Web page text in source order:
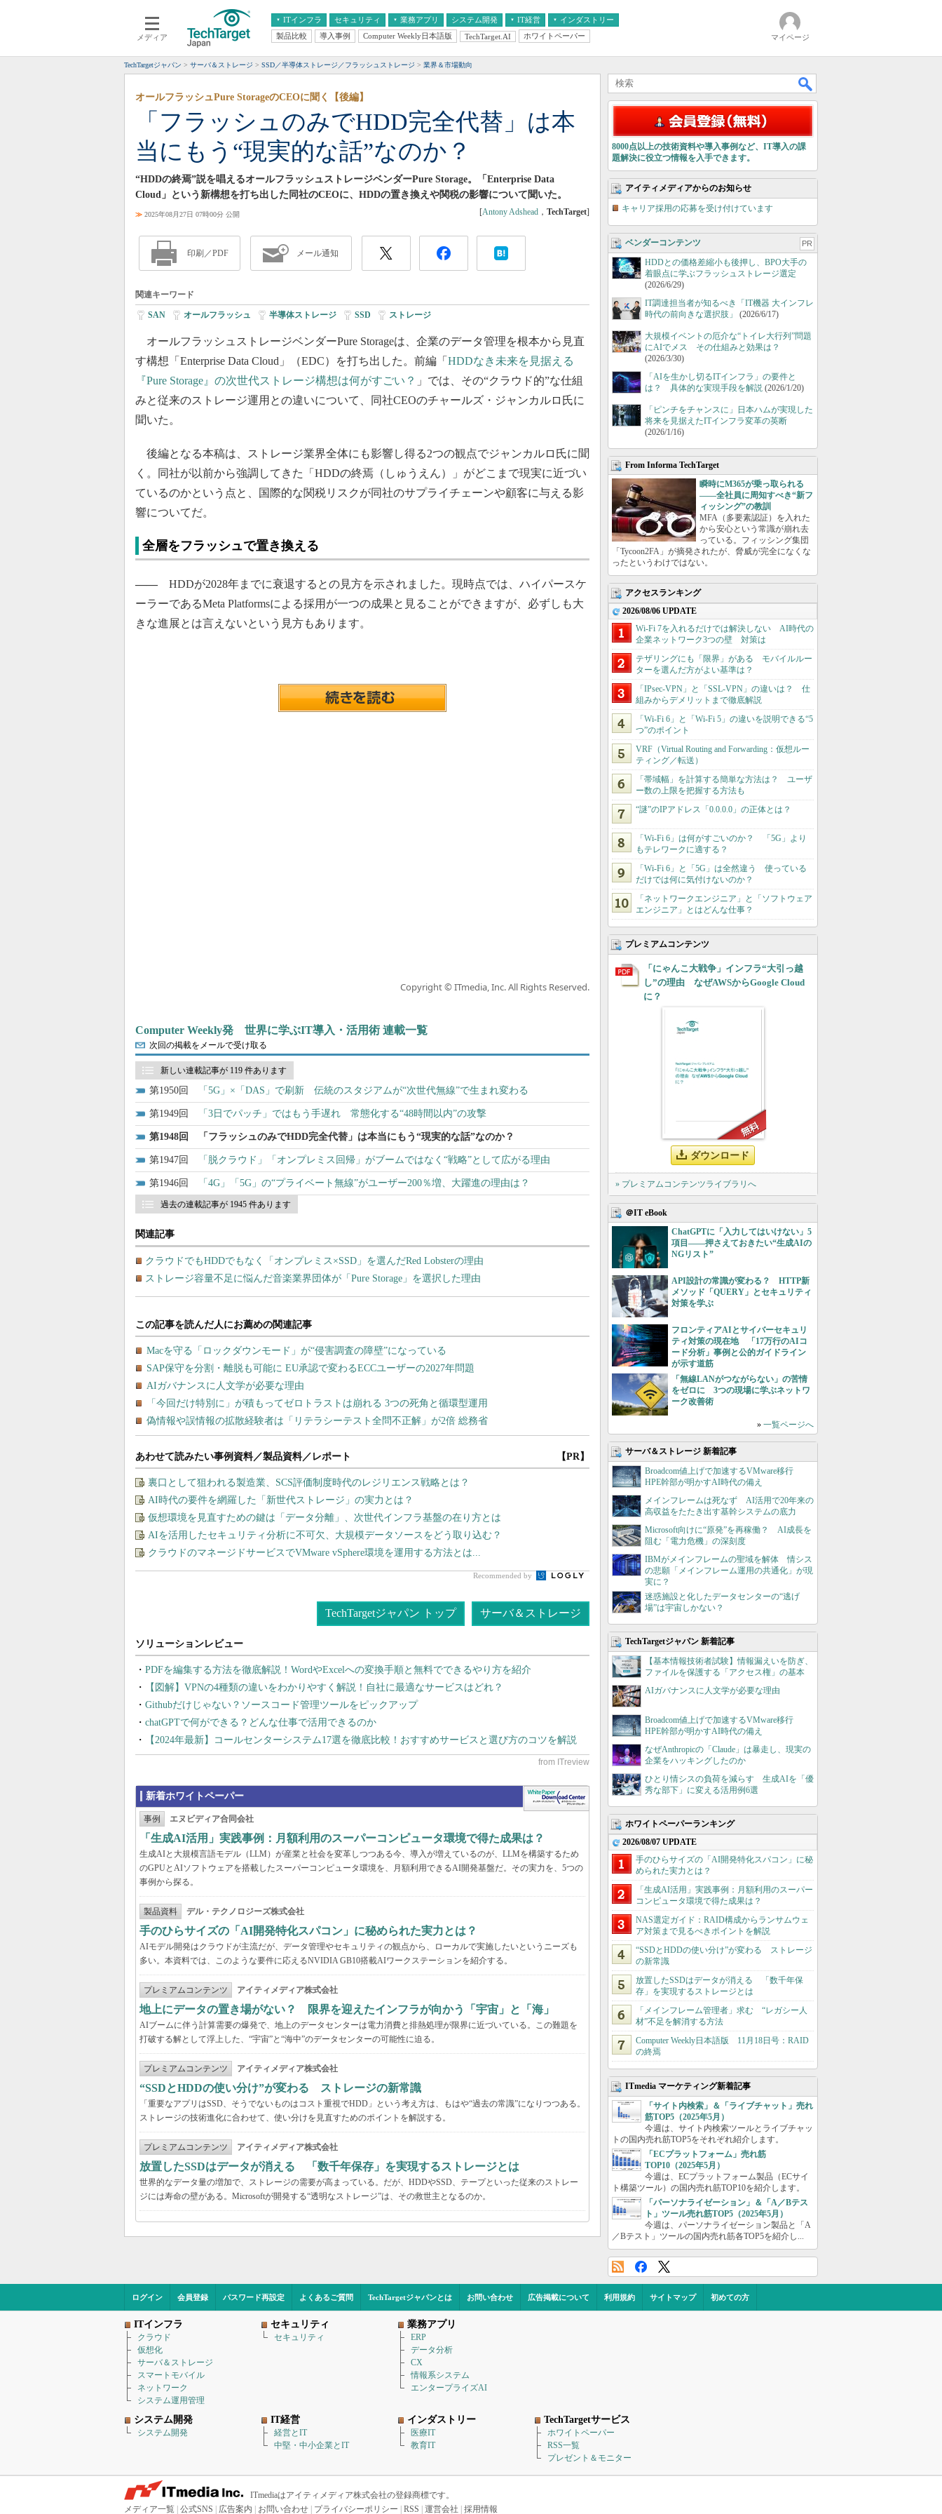
メディア
ITインフラ
クラウド
スマートモバイル
ネットワーク
システム運用管理
セキュリティ 業務アプリ
エンタープライズAI
ERP
CX
情報系システム
システム開発 IT経営
経営とIT
中堅・中小企業とIT
インダストリー
医療IT
教育IT
製品比較 導入事例 Computer Weekly日本語版 TechTarget.AI ホワイトペーパー マイページ
TechTargetジャパン サーバ＆ストレージ SSD／半導体ストレージ／フラッシュストレージ 業界＆市場動向
「フラッシュのみでHDD完全代替」は本
当にもう“現実的な話”なのか？
オールフラッシュPure StorageのCEOに聞く【後編】
“HDDの終焉”説を唱えるオールフラッシュストレージベンダーPure Storage。「Enterprise Data
Cloud」という新構想を打ち出した同社のCEOに、HDDの置き換えや関税の影響について聞いた。
≫ 2025年08月27日 07時00分 公開 [Antony Adshead ， TechTarget]
印刷／PDF メール通知
関連キーワード
SAN オールフラッシュ 半導体ストレージ SSD ストレージ
オールフラッシュストレージベンダーPure Storageは、企業のデータ管理を根本から見直
す構想「Enterprise Data Cloud」（EDC）を打ち出した。前編「 HDDなき未来を見据える
『Pure Storage』の次世代ストレージ構想は何がすごい？ 」では、その“クラウド的”な仕組
みと従来のストレージ運用との違いについて、同社CEOのチャールズ・ジャンカルロ氏に
聞いた。
後編となる本稿は、ストレージ業界全体にも影響し得る2つの観点でジャンカルロ氏に聞
く。同社が以前から強調してきた「HDDの終焉（しゅうえん）」がどこまで現実に近づい
ているのかという点と、国際的な関税リスクが同社のサプライチェーンや顧客に与える影
響についてだ。
全層をフラッシュで置き換える
―― HDDが2028年までに衰退するとの見方を示されました。現時点では、ハイパースケ
ーラーであるMeta Platformsによる採用が一つの成果と見ることができますが、必ずしも大
きな進展とは言えないという見方もあります。
Copyright © ITmedia, Inc. All Rights Reserved.
Computer Weekly発 世界に学ぶIT導入・活用術 連載一覧
次回の掲載をメールで受け取る
新しい連載記事が 119 件あります
1950 「5G」×「DAS」で刷新 伝統のスタジアムが“次世代無線”で生まれ変わる
1949 「3日でパッチ」ではもう手遅れ 常態化する“48時間以内”の攻撃
1948 「フラッシュのみでHDD完全代替」は本当にもう“現実的な話”なのか？
1947 「脱クラウド」「オンプレミス回帰」がブームではなく“戦略”として広がる理由
1946 「4G」「5G」の“プライベート無線”がユーザー200％増、大躍進の理由は？
過去の連載記事が 1945 件あります
関連記事
クラウドでもHDDでもなく「オンプレミス×SSD」を選んだRed Lobsterの理由
ストレージ容量不足に悩んだ音楽業界団体が「Pure Storage」を選択した理由
あわせて読みたい事例資料／製品資料／レポート 【PR】
裏口として狙われる製造業、SCS評価制度時代のレジリエンス戦略とは？
AI時代の要件を網羅した「新世代ストレージ」の実力とは？
仮想環境を見直すための鍵は「データ分離」、次世代インフラ基盤の在り方とは
AIを活用したセキュリティ分析に不可欠、大規模データソースをどう取り込む？
クラウドのマネージドサービスでVMware vSphere環境を運用する方法とは...
Recommended by
TechTargetジャパン トップ サーバ＆ストレージ
PDFを編集する方法を徹底解説！WordやExcelへの変換手順と無料でできるやり方を紹介
【図解】VPNの4種類の違いをわかりやすく解説！自社に最適なサービスはどれ？
Githubだけじゃない？ソースコード管理ツールをピックアップ
chatGPTで何ができる？どんな仕事で活用できるのか
【2024年最新】コールセンターシステム17選を徹底比較！おすすめサービスと選び方のコツを解説
新着ホワイトペーパー
事例 エヌビディア合同会社
「生成AI活用」実践事例：月額利用のスーパーコンピュータ環境で得た成果は？
生成AIと大規模言語モデル（LLM）が産業と社会を変革しつつある今、導入が増えているのが、LLMを構築するため
のGPUとAIソフトウェアを搭載したスーパーコンピュータ環境を、月額利用できるAI開発基盤だ。その実力を、5つの
事例から探る。
製品資料 デル・テクノロジーズ株式会社
手のひらサイズの「AI開発特化スパコン」に秘められた実力とは？
AIモデル開発はクラウドが主流だが、データ管理やセキュリティの観点から、ローカルで実施したいというニーズも
多い。本資料では、このような要件に応えるNVIDIA GB10搭載AIワークステーションを紹介する。
プレミアムコンテンツ アイティメディア株式会社
地上にデータの置き場がない？ 限界を迎えたインフラが向かう「宇宙」と「海」
AIブームに伴う計算需要の爆発で、地上のデータセンターは電力消費と排熱処理が限界に近づいている。この難題を
打破する解として浮上した、“宇宙”と“海中”のデータセンターの可能性に迫る。
プレミアムコンテンツ アイティメディア株式会社
“SSDとHDDの使い分け”が変わる ストレージの新常識
「重要なアプリはSSD、そうでないものはコスト重視でHDD」という考え方は、もはや“過去の常識”になりつつある。
ストレージの技術進化に合わせて、使い分けを見直すためのポイントを解説する。
プレミアムコンテンツ アイティメディア株式会社
放置したSSDはデータが消える 「数千年保存」を実現するストレージとは
世界的なデータ量の増加で、ストレージの需要が高まっている。だが、HDDやSSD、テープといった従来のストレー
ジには寿命の壁がある。Microsoftが開発する“透明なストレージ”は、その救世主となるのか。
8000点以上の技術資料や導入事例など、IT導入の課
題解決に役立つ情報を入手できます。
アイティメディアからのお知らせ
キャリア採用の応募を受け付けています
ベンダーコンテンツ PR
HDDとの価格差縮小も後押し、BPO大手の
着眼点に学ぶフラッシュストレージ選定
(2026/6/29)
IT調達担当者が知るべき「IT機器 大インフレ
時代の前向きな選択肢」
(2026/6/17)
大規模イベントの厄介な“トイレ大行列”問題
にAIでメス その仕組みと効果は？
(2026/3/30)
「AIを生かし切るITインフラ」の要件と
は？ 具体的な実現手段を解説 (2026/1/20)
「ピンチをチャンスに」日本ハムが実現した
将来を見据えたITインフラ変革の英断
(2026/1/16)
From Informa TechTarget
瞬時にM365が乗っ取られる
――全社員に周知すべき“新フ
ィッシング”の教訓
MFA（多要素認証）を入れた
から安心という常識が崩れ去
っている。フィッシング集団
「Tycoon2FA」が摘発されたが、脅威が完全になくな
ったというわけではない。
アクセスランキング
2026/08/06 UPDATE
Wi-Fi 7を入れるだけでは解決しない AI時代の
企業ネットワーク3つの壁 対策は
テザリングにも「限界」がある モバイルルー
ターを選んだ方がよい基準は？
「IPsec-VPN」と「SSL-VPN」の違いは？ 仕
組みからデメリットまで徹底解説
「Wi-Fi 6」と「Wi-Fi 5」の違いを説明できる“5
つ”のポイント
VRF（Virtual Routing and Forwarding：仮想ルー
ティング／転送）
「帯域幅」を計算する簡単な方法は？ ユーザ
ー数の上限を把握する方法も
“謎”のIPアドレス「0.0.0.0」の正体とは？
「Wi-Fi 6」は何がすごいのか？ 「5G」より
もテレワークに適する？
「Wi-Fi 6」と「5G」は全然違う 使っている
だけでは何に気付けないのか？
「ネットワークエンジニア」と「ソフトウェア
エンジニア」とはどんな仕事？
プレミアムコンテンツ
「にゃんこ大戦争」インフラ“大引っ越
し”の理由 なぜAWSからGoogle Cloud
に？
ダウンロード
» プレミアムコンテンツライブラリへ
＠IT eBook
ChatGPTに「入力してはいけない」5
項目――押さえておきたい“生成AIの
NGリスト”
API設計の常識が変わる？ HTTP新
メソッド「QUERY」とセキュリティ
対策を学ぶ
フロンティアAIとサイバーセキュリ
ティ対策の現在地 「17万行のAIコ
ード分析」事例と公的ガイドライン
が示す道筋
「無線LANがつながらない」の苦情
をゼロに 3つの現場に学ぶネットワ
ーク改善術
» 一覧ページへ
サーバ＆ストレージ 新着記事
Broadcom値上げで加速するVMware移行
HPE幹部が明かすAI時代の備え
メインフレームは死なず AI活用で20年来の
高収益をたたき出す基幹システムの底力
Microsoft向けに“原発”を再稼働？ AI成長を
阻む「電力危機」の深刻度
IBMがメインフレームの聖域を解体 情シス
の悲願「メインフレーム運用の共通化」が現
実に？
迷惑施設と化したデータセンターの“逃げ
場”は宇宙しかない？
TechTargetジャパン 新着記事
【基本情報技術者試験】情報漏えいを防ぎ、
ファイルを保護する「アクセス権」の基本
AIガバナンスに人文学が必要な理由
Broadcom値上げで加速するVMware移行
HPE幹部が明かすAI時代の備え
なぜAnthropicの「Claude」は暴走し、現実の
企業をハッキングしたのか
ひとり情シスの負荷を減らす 生成AIを「優
秀な部下」に変える活用例6選
ホワイトペーパーランキング
2026/08/07 UPDATE
手のひらサイズの「AI開発特化スパコン」に秘
められた実力とは？
「生成AI活用」実践事例：月額利用のスーパー
コンピュータ環境で得た成果は？
NAS選定ガイド：RAID構成からランサムウェ
ア対策まで見るべきポイントを解説
“SSDとHDDの使い分け”が変わる ストレージ
の新常識
放置したSSDはデータが消える 「数千年保
存」を実現するストレージとは
「メインフレーム管理者」求む “レガシー人
材”不足を解消する方法
Computer Weekly日本語版 11月18日号：RAID
の終焉
ITmedia マーケティング新着記事
「サイト内検索」＆「ライブチャット」売れ
筋TOP5（2025年5月）
今週は、サイト内検索ツールとライブチャッ
トの国内売れ筋TOP5をそれぞれ紹介します。
「ECプラットフォーム」売れ筋
TOP10（2025年5月）
今週は、ECプラットフォーム製品（ECサイ
ト構築ツール）の国内売れ筋TOP10を紹介します。
「パーソナライゼーション」＆「A／Bテス
ト」ツール売れ筋TOP5（2025年5月）
今週は、パーソナライゼーション製品と「A
／Bテスト」ツールの国内売れ筋各TOP5を紹介し...
ログイン 会員登録 パスワード再設定 よくあるご質問 TechTargetジャパンとは お問い合わせ 広告掲載について 利用規約 サイトマップ 初めての方
ITインフラ
クラウド
仮想化
サーバ＆ストレージ
スマートモバイル
ネットワーク
システム運用管理
セキュリティ
セキュリティ
業務アプリ
ERP
データ分析
CX
情報系システム
エンタープライズAI
システム開発
システム開発
IT経営
経営とIT
中堅・中小企業とIT
インダストリー
医療IT
教育IT
TechTargetサービス
ホワイトペーパー
RSS一覧
プレゼント＆モニター
ITmediaはアイティメディア株式会社の登録商標です。
メディア一覧 公式SNS 広告案内 お問い合わせ プライバシーポリシー RSS 運営会社 採用情報